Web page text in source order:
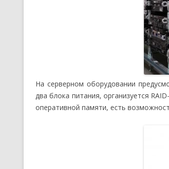
На серверном оборудовании
два блока питания, организуется
оперативной памяти, есть